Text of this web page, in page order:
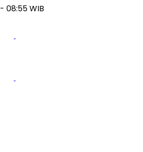
- 08:55 WIB